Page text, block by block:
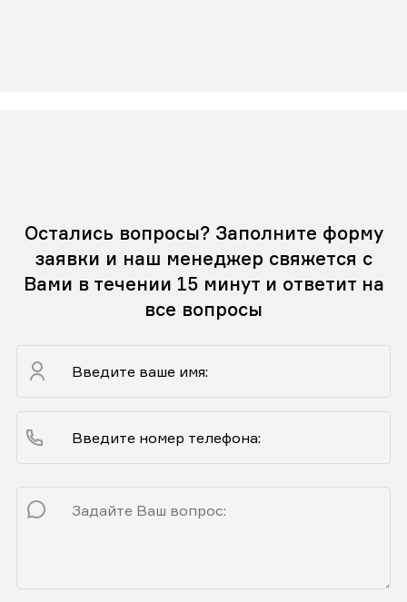
Остались вопросы? Заполните форму
заявки и наш менеджер свяжется с
Вами в течении 15 минут и ответит на
все вопросы